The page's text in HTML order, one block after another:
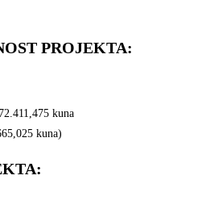
PROJEKTA:
kuna
kuna)